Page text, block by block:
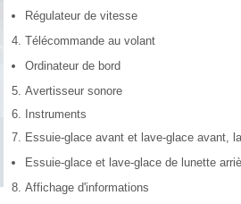
Régulateur de vitesse
Télécommande au volant
Ordinateur de bord
Avertisseur sonore
Instruments
Essuie-glace avant et lave-glace avant,
Essuie-glace et lave-glace de lunette
Affichage d'informations